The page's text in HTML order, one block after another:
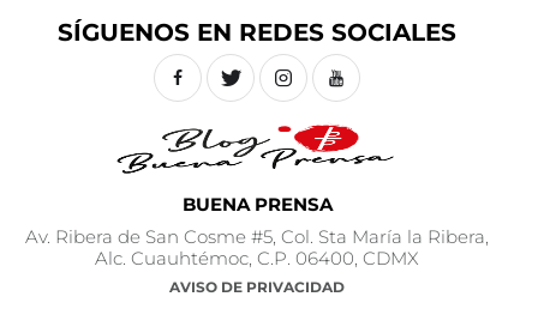
BUENA PRENSA
Av. Ribera de San Cosme #5, Col. Sta María la Ribera,
Alc. Cuauhtémoc, C.P. 06400, CDMX
AVISO DE PRIVACIDAD
SÍGUENOS EN REDES SOCIALES